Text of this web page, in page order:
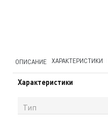
ОПИСАНИЕ ХАРАКТЕРИСТИКИ
Характеристики
Тип